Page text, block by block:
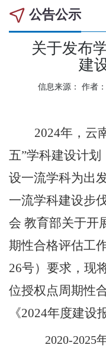
公告公示
关于发布
建
信息来源： 作者
2024年，云
五”学科建设计
设一流学科为出
一流学科建设步伐
会 教育部关于开
期性合格评估工
26号）要求， 现
位授权点周期性
《2024年度建设
2020-2025